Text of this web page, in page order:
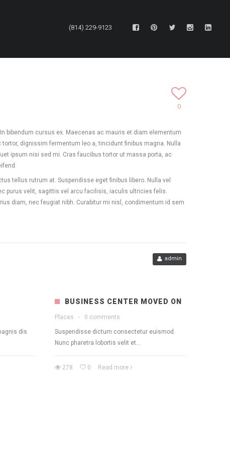
(814) 229-9123
0
bibendum cursus ex. Maecenas ac mauris et diam elementum
dignissim fermentum leo a, tincidunt finibus magna. Nulla
ipsum nisi sed mi. Cras faucibus tortor ut massa porta, ac
tellus rutrum at. Suspendisse eget finibus libero. Nulla vel
purus velit, sagittis vel arcu facilisis, iaculis ultricies felis.
diam, nec feugiat nibh. Curabitur mi nisl, condimentum id sem
admin
dis
BUSINESS CENTER MOVED ON
Places · 0 comments
Suspendisse dictum consectetur euismod.
Nunc pharetra lobortis velit et...
278 0 Read more